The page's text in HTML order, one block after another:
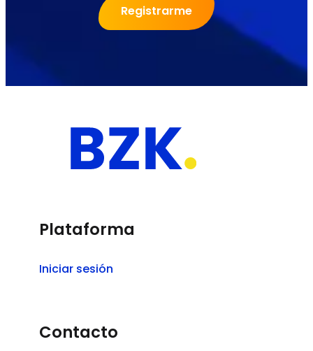
Registrarme
Plataforma
Iniciar sesión
Contacto